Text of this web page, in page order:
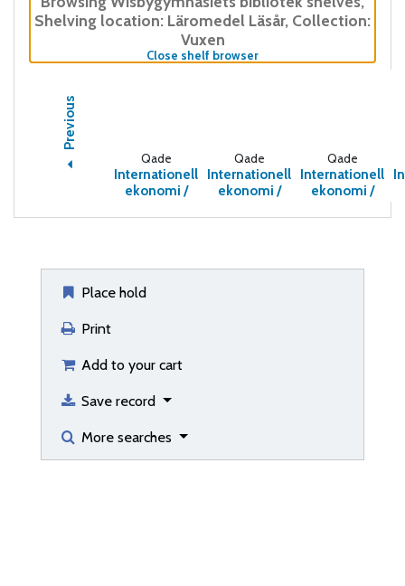
Shelving location: Läromedel Läsår, Collection:
Vuxen
Close shelf browser(Hides shelf browser)
Previous
Qade
Internationell
ekonomi /
Qade
Internationell
ekonomi /
Qade
Internationell
ekonomi /
Place hold
Print
Add to your cart
Save record
More searches